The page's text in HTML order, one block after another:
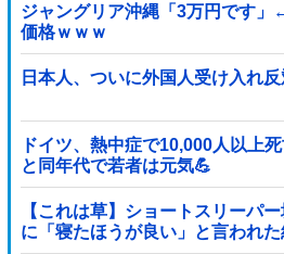
ジャングリア沖縄「3万円です
価格ｗｗｗ
日本人、ついに外国人受け入れ
ドイツ、熱中症で10,000人以上
と同年代で若者は元気💪
【これは草】ショートスリーパ
に「寝たほうが良い」と言われ